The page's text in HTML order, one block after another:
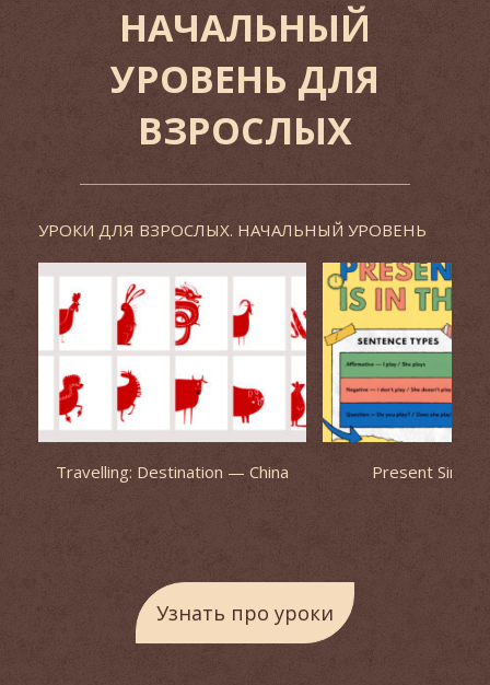
НАЧАЛЬНЫЙ
УРОВЕНЬ ДЛЯ
ВЗРОСЛЫХ
УРОКИ ДЛЯ ВЗРОСЛЫХ. НАЧАЛЬНЫЙ УРОВЕНЬ
Travelling: Destination — China Present Simple
Узнать про уроки